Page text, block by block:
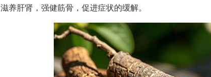
滋养肝肾，强健筋骨，促进症状的缓解。